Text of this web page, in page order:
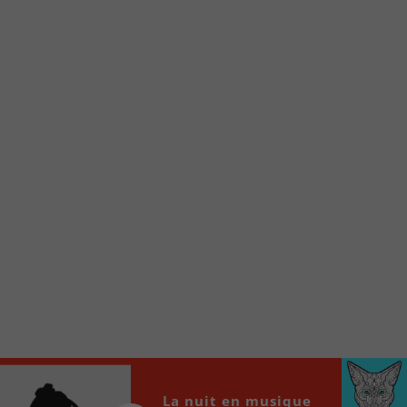
locale vous sont maintenant accessibles en un clic!
Audio 00:00 00:00
La nuit en musique